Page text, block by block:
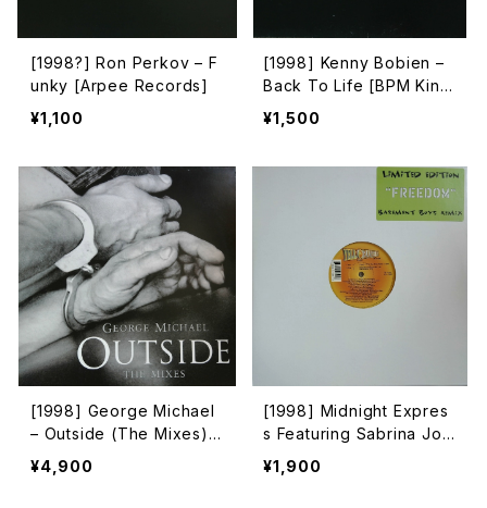
[1998?] Ron Perkov – F
unky [Arpee Records]
¥1,100
[1998] Kenny Bobien –
Back To Life [BPM King
Street Sounds]
¥1,500
[1998] George Michael
– Outside (The Mixes)
[Epic]
¥4,900
[1998] Midnight Expres
s Featuring Sabrina Joh
nston – Freedom [Yellor
ange][限定盤]
¥1,900